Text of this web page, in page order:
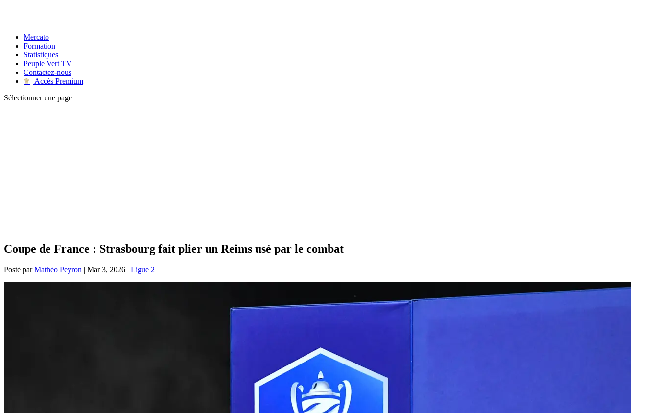
Mercato
Formation
Statistiques
Peuple Vert TV
Contactez-nous
♛
Accès Premium
Sélectionner une page
Coupe de France : Strasbourg fait plier un Reims usé par le combat
Posté parMathéo Peyron | Mar 3, 2026 | Ligue 2